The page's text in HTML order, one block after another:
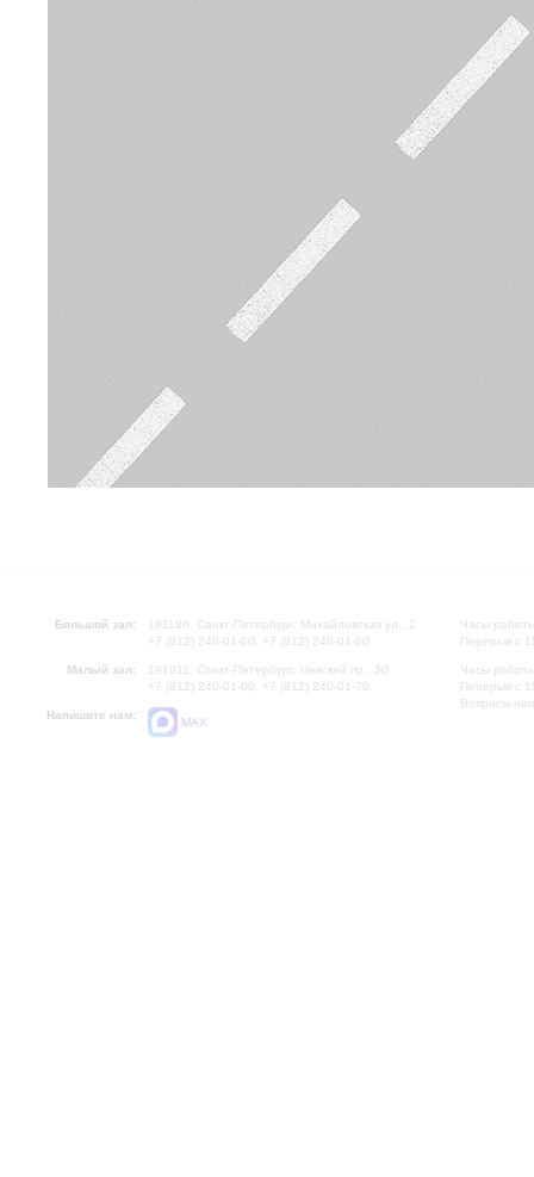
Большой зал:
191186, Санкт-Петербург, Михайловская ул., 2
+7 (812) 240-01-00, +7 (812) 240-01-80
Малый зал:
191011, Санкт-Петербург, Невский пр., 30
+7 (812) 240-01-00, +7 (812) 240-01-70
Напишите нам:
MAX
Часы
Перерыв с
Часы
Перерыв с
Вопросы